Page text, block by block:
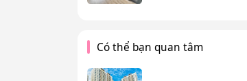
Có thể bạn quan tâm